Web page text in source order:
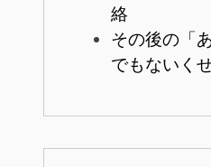
絡
その後の「
でもないく